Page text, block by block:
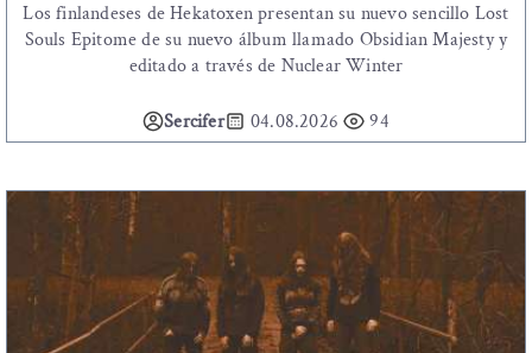
Los finlandeses de Hekatoxen presentan su nuevo sencillo Lost
Souls Epitome de su nuevo álbum llamado Obsidian Majesty y
editado a través de Nuclear Winter
Sercifer 04.08.2026 94